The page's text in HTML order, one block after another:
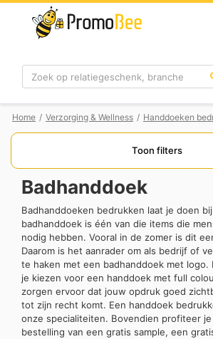
Zoek
Home / Verzorging & Wellness / Handdoeken
Toon filters
Badhanddoek
Badhanddoeken bedrukken laat je doen
badhanddoek is één van die items die
nodig hebben. Vooral in de zomer is dit
Daarom is het aanrader om als bedrijf of
te haken met een badhanddoek met logo.
je kiezen voor een handdoek met full
zorgen ervoor dat jouw opdruk goed
tot zijn recht komt. Een handdoek
onze specialiteiten. Bovendien profiteer
bestelling van een gratis sample, een